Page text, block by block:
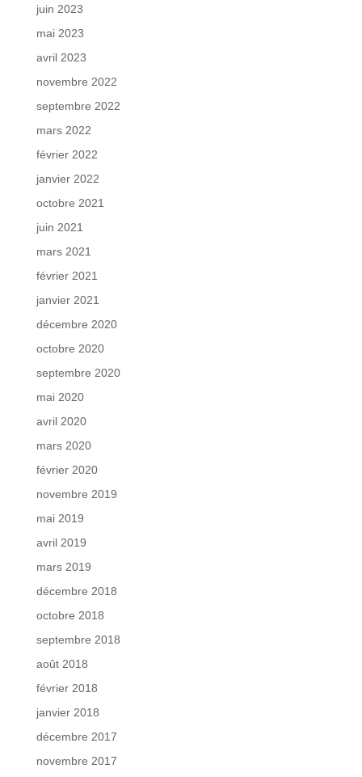
juin 2023
mai 2023
avril 2023
novembre 2022
septembre 2022
mars 2022
février 2022
janvier 2022
octobre 2021
juin 2021
mars 2021
février 2021
janvier 2021
décembre 2020
octobre 2020
septembre 2020
mai 2020
avril 2020
mars 2020
février 2020
novembre 2019
mai 2019
avril 2019
mars 2019
décembre 2018
octobre 2018
septembre 2018
août 2018
février 2018
janvier 2018
décembre 2017
novembre 2017